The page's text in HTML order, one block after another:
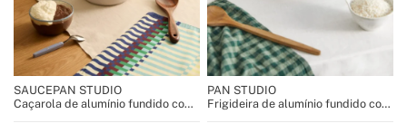
SAUCEPAN STUDIO
Caçarola de alumínio fundido com
PAN STUDIO
Frigideira de alumínio fundido com